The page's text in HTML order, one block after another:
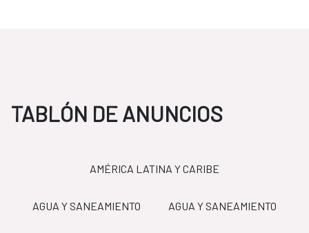
TABLÓN DE ANUNCIOS
AMÉRICA LATINA Y CARIBE
AGUA Y SANEAMIENTO AGUA Y SANEAMIENTO